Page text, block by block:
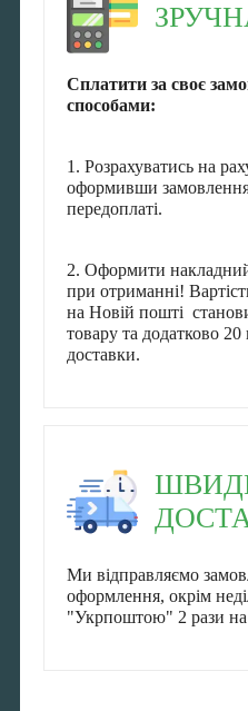
Сплатити за своє
способами:
1. Розрахуватись на
оформивши
передоплаті.
2. Оформити накладний
при отриманні!
на Новій пошті
товару та додатково 20
доставки.
Ми відправляємо
оформлення, окрім
"Укрпоштою" 2 рази